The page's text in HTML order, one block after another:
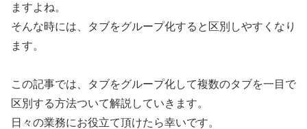
ますよね。
そんな時には、タブをグループ化すると区別しやすくなり
ます。
この記事では、タブをグループ化して複数のタブを一目で
区別する方法ついて解説していきます。
日々の業務にお役立て頂けたら幸いです。